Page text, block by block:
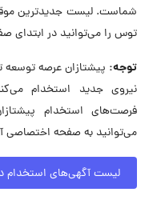
شماست. لیست جدیدترین
توس را می‌توانید در ابتدای
توجه:
نیروی جدید استخدام
فرصت‌های استخدام
می‌توانید به صفحه اختصاصی
لیست آگهی‌های استخدام